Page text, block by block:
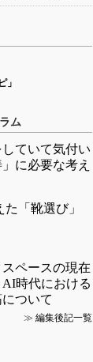
」
ム
ていて気付い
に必要な考え
「靴選び」
ペースの現在
時代における
ついて
≫ 編集後記一覧